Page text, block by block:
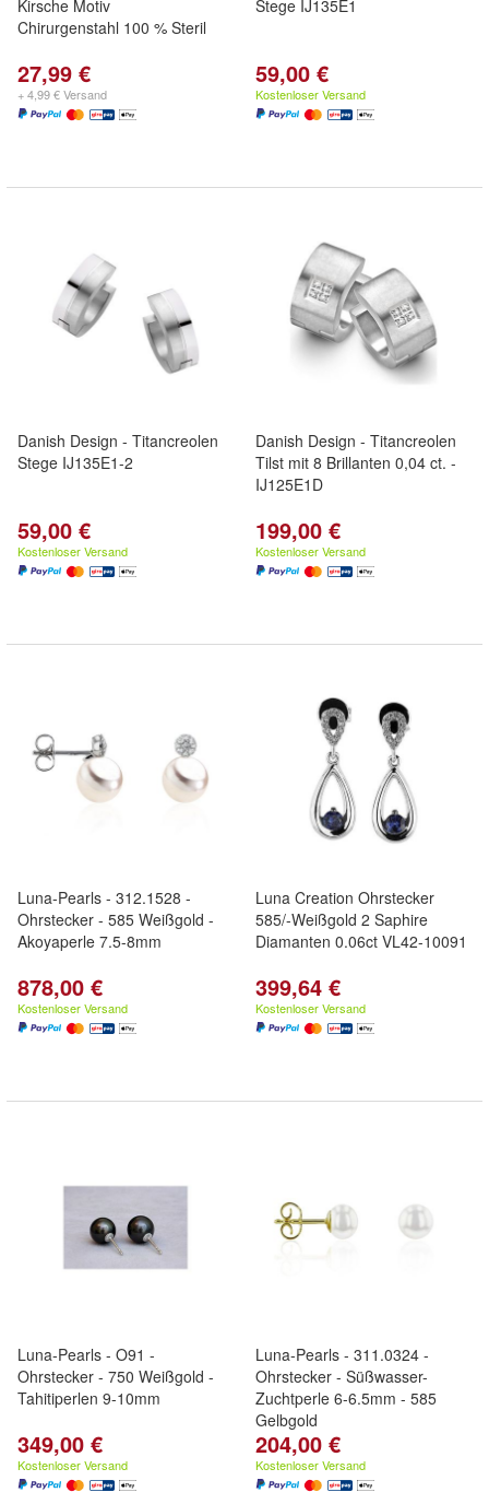
Kirsche Motiv
Chirurgenstahl 100 % Steril
27,99 €
+ 4,99 € Versand
Stege IJ135E1
59,00 €
Kostenloser Versand
Danish Design - Titancreolen
Stege IJ135E1-2
59,00 €
Kostenloser Versand
Danish Design - Titancreolen
Tilst mit 8 Brillanten 0,04 ct. -
IJ125E1D
199,00 €
Kostenloser Versand
Luna-Pearls - 312.1528 -
Ohrstecker - 585 Weißgold -
Akoyaperle 7.5-8mm
878,00 €
Kostenloser Versand
Luna Creation Ohrstecker
585/-Weißgold 2 Saphire
Diamanten 0.06ct VL42-10091
399,64 €
Kostenloser Versand
Luna-Pearls - O91 -
Ohrstecker - 750 Weißgold -
Tahitiperlen 9-10mm
349,00 €
Kostenloser Versand
Luna-Pearls - 311.0324 -
Ohrstecker - Süßwasser-
Zuchtperle 6-6.5mm - 585
Gelbgold
204,00 €
Kostenloser Versand